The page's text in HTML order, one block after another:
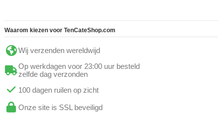
Waarom kiezen voor TenCateShop.com
Wij verzenden wereldwijd
Op werkdagen voor 23:00 uur besteld
zelfde dag verzonden
100 dagen ruilen op zicht
Onze site is SSL beveiligd